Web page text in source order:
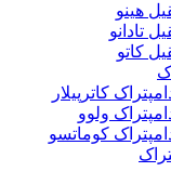
هینو
تادانو
کاتو
کاترپیلار
ولوو
کوماتسو